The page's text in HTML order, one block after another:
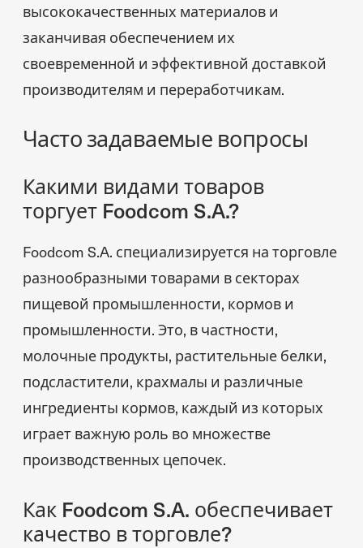
высококачественных материалов и
заканчивая обеспечением их
своевременной и эффективной доставкой
производителям и переработчикам.
Часто задаваемые вопросы
Какими видами товаров
торгует Foodcom S.A.?
Foodcom S.A. специализируется на торговле
разнообразными товарами в секторах
пищевой промышленности, кормов и
промышленности. Это, в частности,
молочные продукты, растительные белки,
подсластители, крахмалы и различные
ингредиенты кормов, каждый из которых
играет важную роль во множестве
производственных цепочек.
Как Foodcom S.A. обеспечивает
качество в торговле?